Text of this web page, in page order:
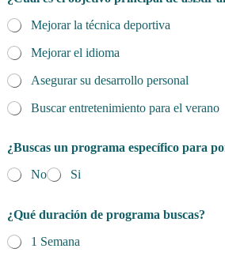
Mejorar la técnica deportiva
Mejorar el idioma
Asegurar su desarrollo personal
Buscar entretenimiento para el verano
¿Buscas un programa específico para
No
Si
¿Qué duración de programa buscas?
1 Semana